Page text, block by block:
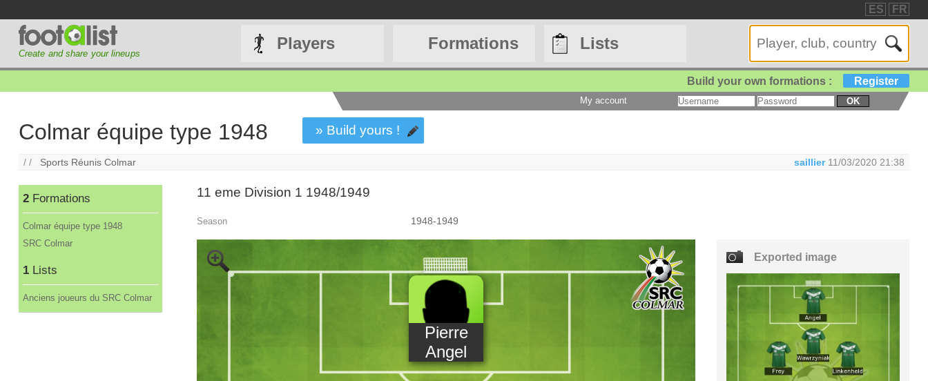
ES FR
Create and share your lineups
Players Formations Lists
Build your own formations : Register
My account OK
Colmar équipe type 1948 » Build yours !
/ / Sports Réunis Colmar saillier 11/03/2020 21:38
2 Formations
Colmar équipe type 1948
SRC Colmar
1 Lists
Anciens joueurs du SRC Colmar
11 eme Division 1 1948/1949
Season 1948-1949
Pierre
Angel
Exported image